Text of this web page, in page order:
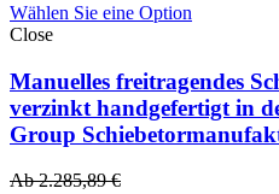
Wählen Sie eine Option
Close
Manuelles freitragendes
verzinkt handgefertigt in
Group
Ab2.285,89€